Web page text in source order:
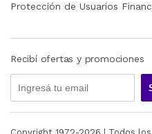
Protección de Usuarios
Recibí ofertas y promociones